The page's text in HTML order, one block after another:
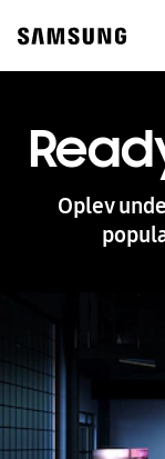
content
Oplev